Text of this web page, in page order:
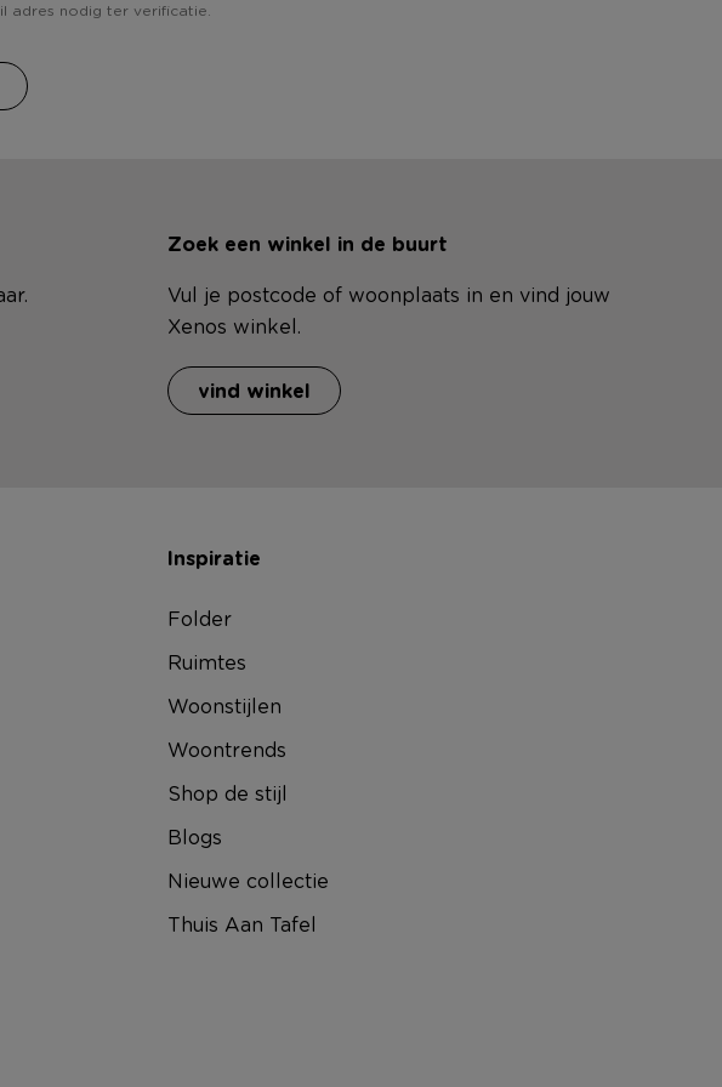
adres nodig ter verificatie.
Zoek een winkel in de buurt
Vul je postcode of woonplaats in en vind jouw
Xenos winkel.
vind winkel
Inspiratie
Folder
Ruimtes
Woonstijlen
Woontrends
Shop de stijl
Blogs
Nieuwe collectie
Thuis Aan Tafel